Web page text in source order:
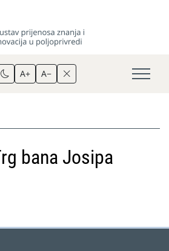
A+ A−
bana Josipa